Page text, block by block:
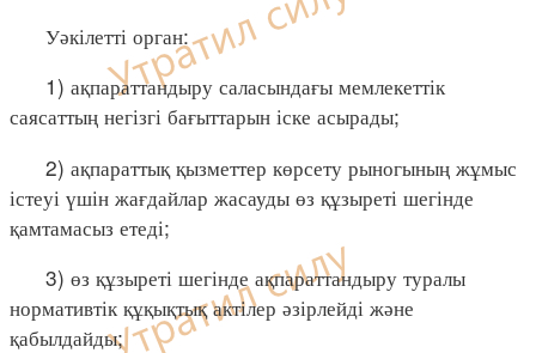
Уәкілетті орган:
1) ақпараттандыру саласындағы мемлекеттік
саясаттың негізгі бағыттарын іске асырады;
2) ақпараттық қызметтер көрсету рыногының жұмыс
істеуі үшін жағдайлар жасауды өз құзыреті шегінде
қамтамасыз етеді;
3) өз құзыреті шегінде ақпараттандыру туралы
нормативтік құқықтық актілер әзірлейді және
қабылдайды;